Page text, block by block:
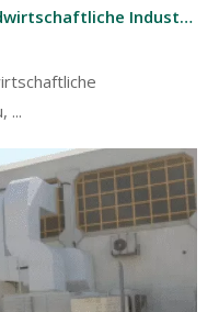
Die Ruidong Group hat das landwirtschaftliche Industrieparkprojekt in Hangzhou, China, erfolgreich abgeschlossen.
...